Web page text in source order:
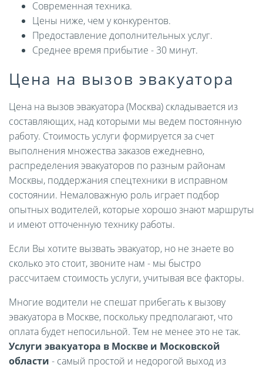
Современная техника.
Цены ниже, чем у конкурентов.
Предоставление дополнительных услуг.
Среднее время прибытие - 30 минут.
Цена на вызов эвакуатора
Цена на вызов эвакуатора (Москва) складывается из
составляющих, над которыми мы ведем постоянную
работу. Стоимость услуги формируется за счет
выполнения множества заказов ежедневно,
распределения эвакуаторов по разным районам
Москвы, поддержания спецтехники в исправном
состоянии. Немаловажную роль играет подбор
опытных водителей, которые хорошо знают маршруты
и имеют отточенную технику работы.
Если Вы хотите вызвать эвакуатор, но не знаете во
сколько это стоит, звоните нам - мы быстро
рассчитаем стоимость услуги, учитывая все факторы.
Многие водители не спешат прибегать к вызову
эвакуатора в Москве, поскольку предполагают, что
оплата будет непосильной. Тем не менее это не так.
Услуги эвакуатора в Москве и Московской
области - самый простой и недорогой выход из